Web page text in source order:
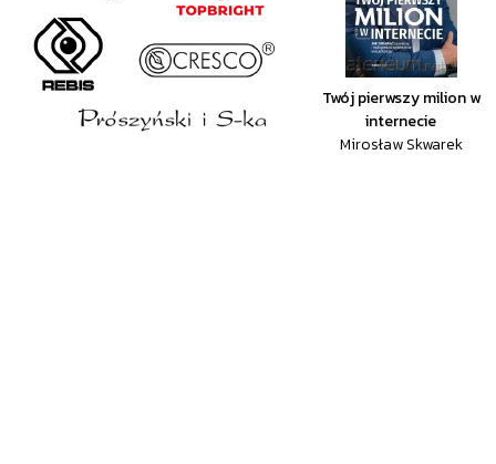
Twój pierwszy milion w
internecie
Mirosław Skwarek